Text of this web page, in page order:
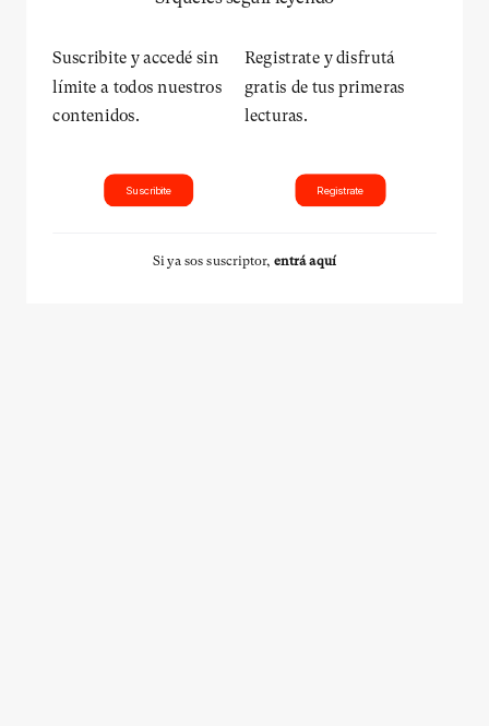
Suscribite y accedé sin
límite a todos nuestros
contenidos.
Suscribite
Registrate y disfrutá
gratis de tus primeras
lecturas.
Registrate
Si ya sos suscriptor, entrá aquí